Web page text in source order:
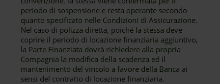
periodo di sospensione e resta operante secondo
quanto specificato nelle Condizioni di Assicurazione.
Nel caso di polizza diretta, poiché la stessa deve
coprire il periodo di locazione finanziaria aggiuntivo,
la Parte Finanziata dovrà richiedere alla propria
Compagnia la modifica della scadenza ed il
mantenimento del vincolo a favore della Banca ai
sensi del contratto di locazione finanziaria.